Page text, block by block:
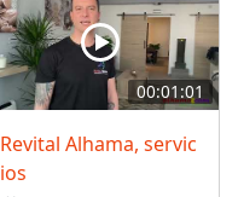
00:01:01
Revital Alhama, servic
ios